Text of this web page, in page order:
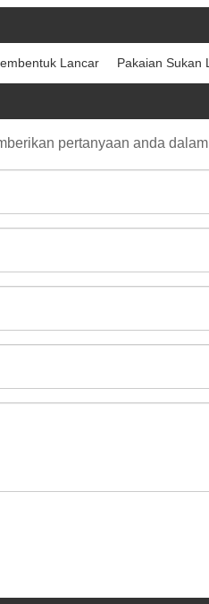
Lancar Pakaian Sukan
pertanyaan anda